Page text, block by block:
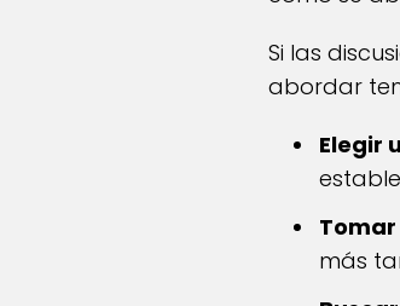
Si las
abordar
Elegir
más